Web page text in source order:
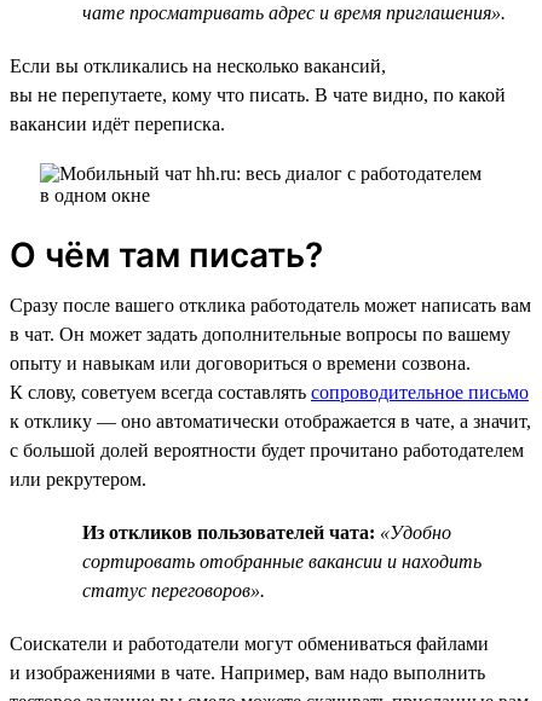
чате просматривать адрес и время приглашения».
Если вы откликались на несколько вакансий,
вы не перепутаете, кому что писать. В чате видно, по какой
вакансии идёт переписка.
О чём там писать?
Сразу после вашего отклика работодатель может написать вам
в чат. Он может задать дополнительные вопросы по вашему
опыту и навыкам или договориться о времени созвона.
К слову, советуем всегда составлять сопроводительное письмо
к отклику — оно автоматически отображается в чате, а значит,
с большой долей вероятности будет прочитано работодателем
или рекрутером.
Из откликов пользователей чата: «Удобно
сортировать отобранные вакансии и находить
статус переговоров».
Соискатели и работодатели могут обмениваться файлами
и изображениями в чате. Например, вам надо выполнить